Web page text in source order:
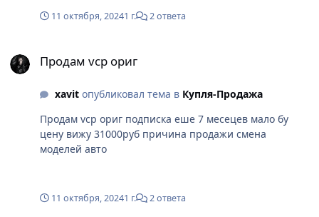
11 октября, 20241 г. 2 ответа
Продам vcp ориг
xavitопубликовал тема в Купля-Продажа
Продам vcp ориг подписка еше 7 месецев мало бу
цену вижу 31000руб причина продажи смена
моделей авто
11 октября, 20241 г. 2 ответа